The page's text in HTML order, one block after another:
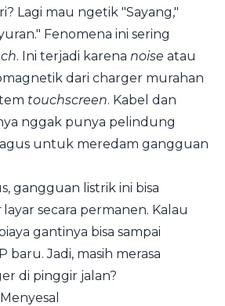
Lagi mau ngetik "Sayang,"
Fenomena ini sering
. Ini terjadi karena noise atau
dari charger murahan
touchscreen. Kabel dan
nggak punya pelindung
untuk meredam gangguan
gangguan listrik ini bisa
layar secara permanen. Kalau
gantinya bisa sampai
baru. Jadi, masih merasa
di pinggir jalan?